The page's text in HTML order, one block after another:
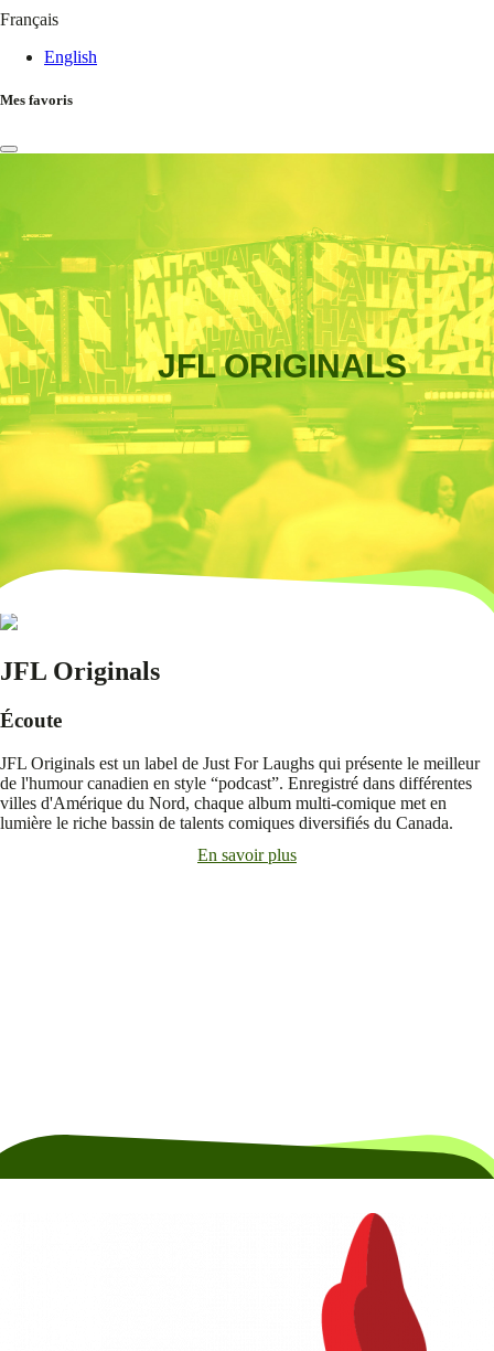
Français
English
Mes favoris
JFL ORIGINALS
JFL Originals
Écoute
JFL Originals est un label de Just For Laughs qui présente le meilleur
de l'humour canadien en style “podcast”. Enregistré dans différentes
villes d'Amérique du Nord, chaque album multi-comique met en
lumière le riche bassin de talents comiques diversifiés du Canada.
En savoir plus